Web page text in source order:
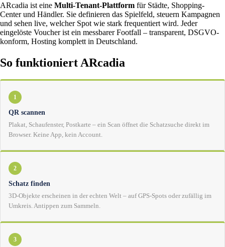
ARcadia ist eine Multi-Tenant-Plattform für Städte, Shopping-
Center und Händler. Sie definieren das Spielfeld, steuern Kampagnen
und sehen live, welcher Spot wie stark frequentiert wird. Jeder
eingelöste Voucher ist ein messbarer Footfall – transparent, DSGVO-
konform, Hosting komplett in Deutschland.
So funktioniert ARcadia
1
QR scannen
Plakat, Schaufenster, Postkarte – ein Scan öffnet die Schatzsuche direkt im
Browser. Keine App, kein Account.
2
Schatz finden
3D-Objekte erscheinen in der echten Welt – auf GPS-Spots oder zufällig im
Umkreis. Antippen zum Sammeln.
3